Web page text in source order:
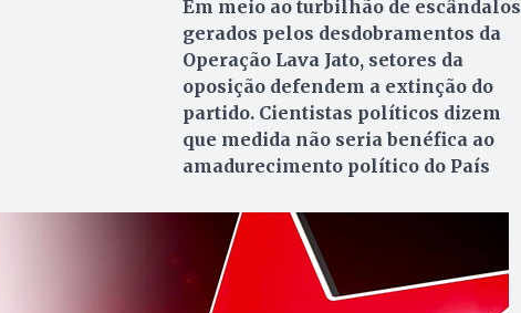
Em meio ao turbilhão de escândalos
gerados pelos desdobramentos da
Operação Lava Jato, setores da
oposição defendem a extinção do
partido. Cientistas políticos dizem
que medida não seria benéfica ao
amadurecimento político do País